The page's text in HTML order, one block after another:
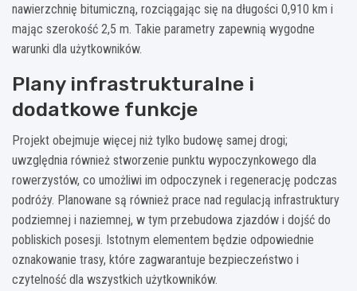
nawierzchnię bitumiczną, rozciągając się na długości 0,910 km i
mając szerokość 2,5 m. Takie parametry zapewnią wygodne
warunki dla użytkowników.
Plany infrastrukturalne i
dodatkowe funkcje
Projekt obejmuje więcej niż tylko budowę samej drogi;
uwzględnia również stworzenie punktu wypoczynkowego dla
rowerzystów, co umożliwi im odpoczynek i regenerację podczas
podróży. Planowane są również prace nad regulacją infrastruktury
podziemnej i naziemnej, w tym przebudowa zjazdów i dojść do
pobliskich posesji. Istotnym elementem będzie odpowiednie
oznakowanie trasy, które zagwarantuje bezpieczeństwo i
czytelność dla wszystkich użytkowników.